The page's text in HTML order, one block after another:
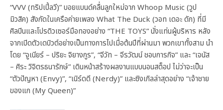
“VVV (ทริปเปิ้ลวี)” บอยแบนด์คลื่นลูกใหม่จาก Whoop Music (วูป
มิวสิค) สังกัดในเครือค่ายเพลง What The Duck (วอท เดอะ ดัก) ที่มี
ศิลปินและโปรดิวเซอร์มือทองอย่าง “THE TOYS” นั่งแท่นผู้บริหาร หลัง
จากเปิดตัวเดบิวต์อย่างเป็นทางการไปเมื่อต้นปีที่ผ่านมา พวกเขาทั้งสาม นำ
โดย “จูเนียร์ – ปริยะ จิยางกูร”, “จีวัท – จีรวัฒน์ ชอบการกิจ” และ “เจนัส
– ศิระ วิจิตรธนารักษ์” เดินหน้าสร้างผลงานแบบนอนสต็อป ไม่ว่าจะเป็น
“ตัวปัญหา (Envy)”, “เนิร์ดดี (Nerdy)” และซิงเกิลล่าสุดอย่าง “เจ้าชาย
ของแก (My Queen)”